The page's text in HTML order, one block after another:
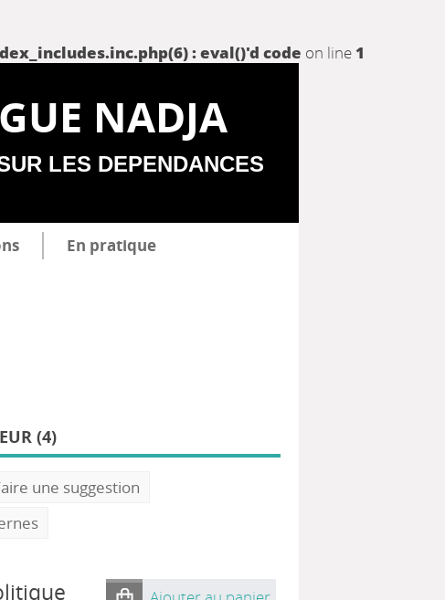
: eval()'d code on line 1
NADJA
LES DEPENDANCES
En pratique
(4)
une suggestion